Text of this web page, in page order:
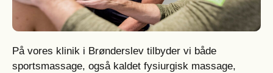
På vores klinik i Brønderslev tilbyder vi både
sportsmassage, også kaldet fysiurgisk massage,